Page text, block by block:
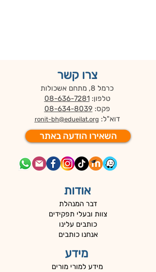
צרו קשר
כרמל 8, מתחם אשכולות
טלפון: 08-636-7281
פקס: 08-634-8039
דוא"ל: ronit-bh@edueilat.org
השאירו הודעה באתר
אודות
דבר המנהלת
צוות ובעלי תפקידים
כותבים עלינו
אנחנו כותבים
מידע
מידע למורי מורים